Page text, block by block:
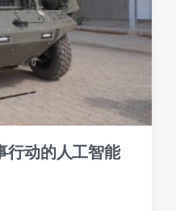
行动的人工智能